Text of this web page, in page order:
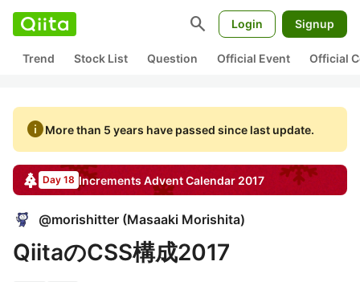
search Login Signup
Trend Stock List Question Official Event Official
infoMore than 5 years have passed since last update.
Day 18 Increments Advent Calendar 2017
@morishitter (Masaaki Morishita)
QiitaのCSS構成2017